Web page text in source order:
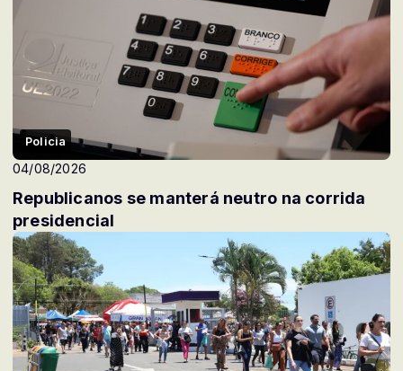
Policia
04/08/2026
Republicanos se manterá neutro na corrida
presidencial